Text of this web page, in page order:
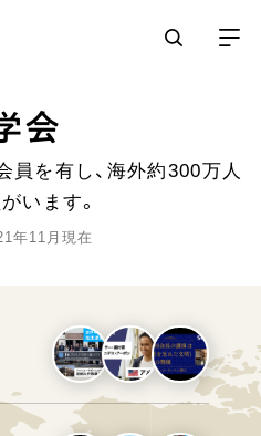
大
」を促進
）」の取り組み
会
員を有し、海外約300万人
います。
年11月現在